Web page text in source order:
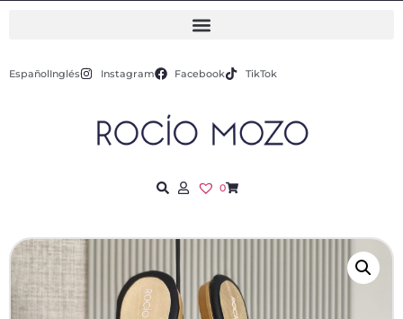
EspañolInglés Instagram Facebook TikTok
0